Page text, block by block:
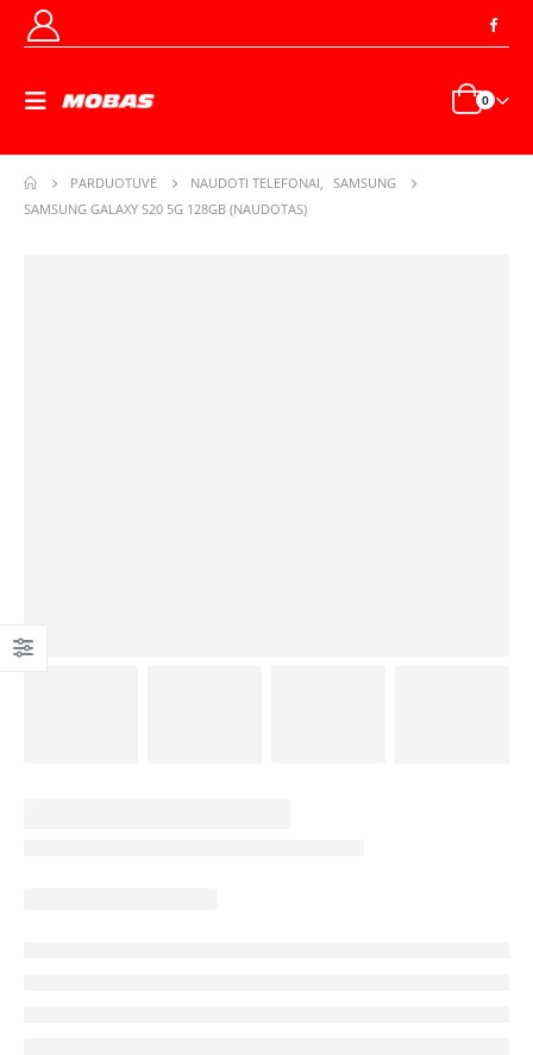
0
PARDUOTUVĖ NAUDOTI TELEFONAI,
SAMSUNG
SAMSUNG GALAXY S20 5G 128GB (NAUDOTAS)